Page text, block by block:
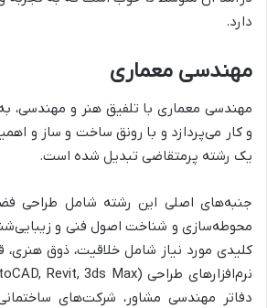
دارد.
مهندسی معماری
مهندسی معماری با تلفیق هنر و مهندسی،
و کار می‌پردازد و با رونق ساخت و ساز و
یک رشته پرمتقاضی تبدیل شده است.
جنبه‌های اصلی این رشته شامل طراحی
محوطه‌سازی و شناخت اصول فنی و
کلیدی مورد نیاز شامل خلاقیت، ذوق
دفاتر مهندسی مشاور، شرکت‌های